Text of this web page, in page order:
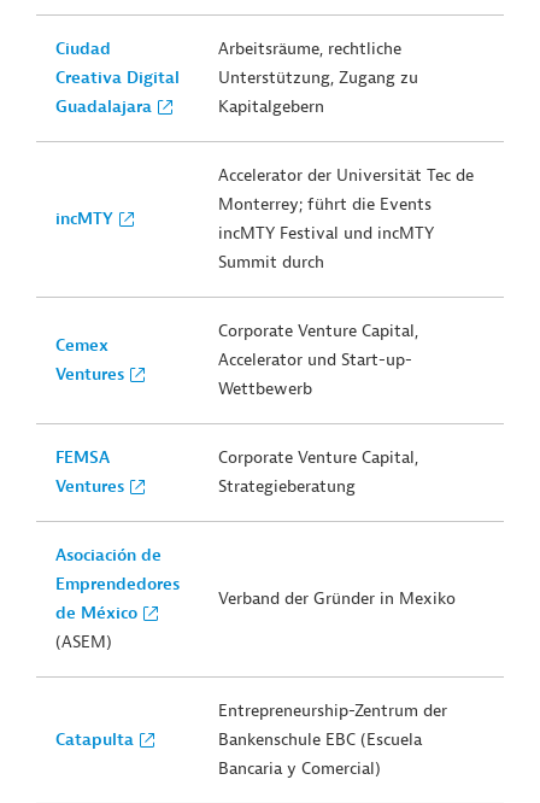
Ciudad
Creativa Digital
Guadalajara
Arbeitsräume, rechtliche
Unterstützung, Zugang zu
Kapitalgebern
incMTY
Accelerator der Universität Tec de
Monterrey; führt die Events
incMTY Festival und incMTY
Summit durch
Cemex
Ventures
Corporate Venture Capital,
Accelerator und Start-up-
Wettbewerb
FEMSA
Ventures
Corporate Venture Capital,
Strategieberatung
Asociación de
Emprendedores
de México
(ASEM)
Verband der Gründer in Mexiko
Catapulta
Entrepreneurship-Zentrum der
Bankenschule EBC (Escuela
Bancaria y Comercial)